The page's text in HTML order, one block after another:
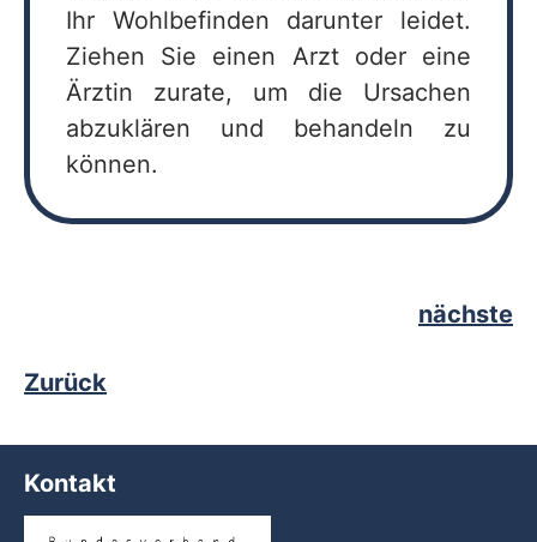
Ihr Wohlbefinden darunter leidet.
Ziehen Sie einen Arzt oder eine
Ärztin zurate, um die Ursachen
abzuklären und behandeln zu
können.
nächste
Zurück
Kontakt